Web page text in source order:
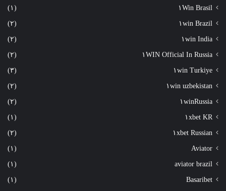
١Win Brasil (١)
١win Brazil (٢)
١win India (٢)
١WIN Official In Russia (٢)
١win Turkiye (٣)
١win uzbekistan (٢)
١winRussia (٢)
١xbet KR (١)
١xbet Russian (٢)
Aviator (١)
aviator brazil (١)
Basaribet (١)